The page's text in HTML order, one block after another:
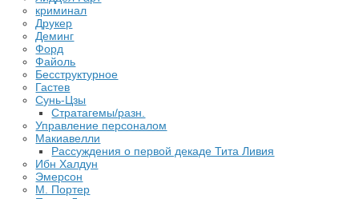
криминал
Друкер
Деминг
Форд
Файоль
Бесструктурное
Гастев
Сунь-Цзы
Стратагемы/разн.
Управление персоналом
Макиавелли
Рассуждения о первой декаде Тита Ливия
Ибн Халдун
Эмерсон
М. Портер